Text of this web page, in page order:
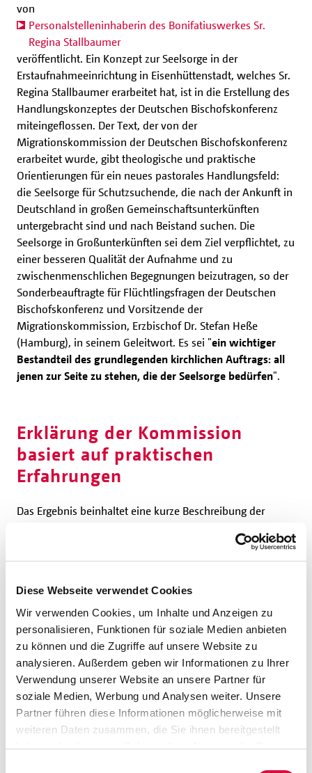
Diese Webseite verwendet Cookies
Wir verwenden Cookies, um Inhalte und Anzeigen zu
personalisieren, Funktionen für soziale Medien anbieten
zu können und die Zugriffe auf unsere Website zu
analysieren. Außerdem geben wir Informationen zu Ihrer
Verwendung unserer Website an unsere Partner für
soziale Medien, Werbung und Analysen weiter. Unsere
Partner führen diese Informationen möglicherweise mit
weiteren Daten zusammen, die Sie ihnen bereitgestellt
haben oder die sie im Rahmen Ihrer Nutzung der Dienste
von
Personalstelleninhaberin des Bonifatiuswerkes Sr.
Regina Stallbaumer
veröffentlicht. Ein Konzept zur Seelsorge in der
Erstaufnahmeeinrichtung in Eisenhüttenstadt, welches Sr.
Regina Stallbaumer erarbeitet hat, ist in die Erstellung des
Handlungskonzeptes der Deutschen Bischofskonferenz
miteingeflossen. Der Text, der von der
Migrationskommission der Deutschen Bischofskonferenz
erarbeitet wurde, gibt theologische und praktische
Orientierungen für ein neues pastorales Handlungsfeld:
die Seelsorge für Schutzsuchende, die nach der Ankunft in
Deutschland in großen Gemeinschaftsunterkünften
untergebracht sind und nach Beistand suchen. Die
Seelsorge in Großunterkünften sei dem Ziel verpflichtet, zu
einer besseren Qualität der Aufnahme und zu
zwischenmenschlichen Begegnungen beizutragen, so der
Sonderbeauftragte für Flüchtlingsfragen der Deutschen
Bischofskonferenz und Vorsitzende der
Migrationskommission, Erzbischof Dr. Stefan Heße
(Hamburg), in seinem Geleitwort. Es sei "ein wichtiger
Bestandteil des grundlegenden kirchlichen Auftrags: all
jenen zur Seite zu stehen, die der Seelsorge bedürfen".
Erklärung der Kommission
basiert auf praktischen
Erfahrungen
Das Ergebnis beinhaltet eine kurze Beschreibung der
vorfinden und die den Bedarf an Seelsorge prägt. Daran
anschließend folgen eine theologische Fundierung des
Selbstverständnisses dieser Form der Seelsorge mit ihren
besonderen Kennzeichen und Qualitäten. Zu den
Aufgaben der Seelsorgerinnen und Seelsorger gehört es,
die christlichen Schutzsuchenden zu Gebet und
Gottesdienst einzuladen. Alle Flüchtlinge werden
unabhängig von ihrer Religionszugehörigkeit ermutigt, in
individuellen Begegnungen oder Gruppen ihren Glauben
zur Sprache zu bringen und ihn als geistliche Ressource für
einen Neuanfang zu entdecken. Das Dokument der